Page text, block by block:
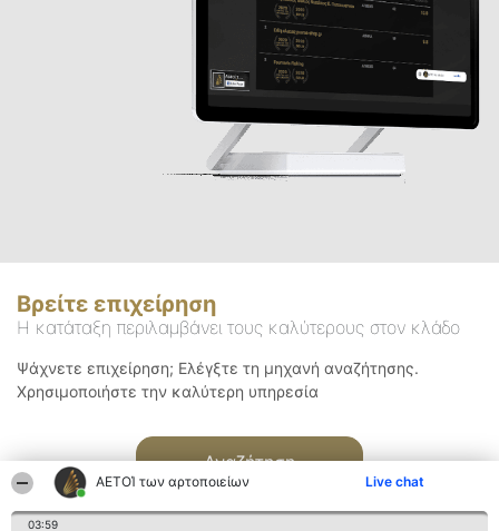
ΑΕΤΟΊ των αρτοποιείων Live chat
03:59
Βρείτε επιχείρηση
Η κατάταξη περιλαμβάνει τους καλύτερους στον κλάδο
Ψάχνετε επιχείρηση; Ελέγξτε τη μηχανή αναζήτησης.
Χρησιμοποιήστε την καλύτερη υπηρεσία
Αναζήτηση